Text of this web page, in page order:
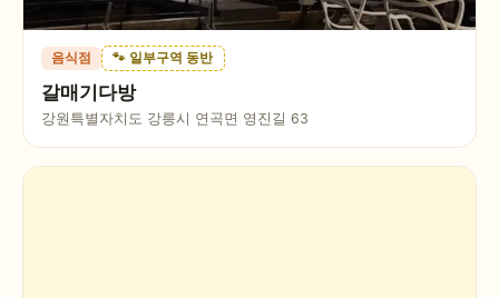
음식점 🐾 일부구역 동반
갈매기다방
강원특별자치도 강릉시 연곡면 영진길 63